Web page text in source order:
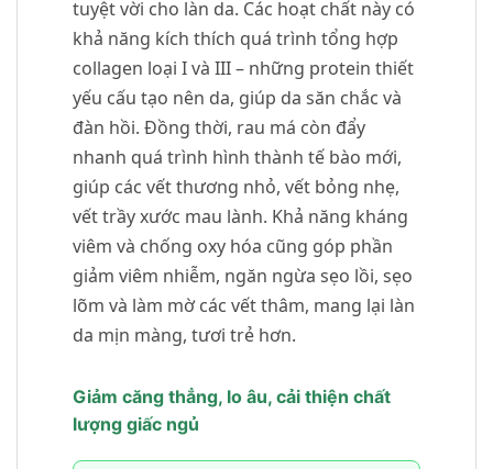
tuyệt vời cho làn da. Các hoạt chất này có
khả năng kích thích quá trình tổng hợp
collagen loại I và III – những protein thiết
yếu cấu tạo nên da, giúp da săn chắc và
đàn hồi. Đồng thời, rau má còn đẩy
nhanh quá trình hình thành tế bào mới,
giúp các vết thương nhỏ, vết bỏng nhẹ,
vết trầy xước mau lành. Khả năng kháng
viêm và chống oxy hóa cũng góp phần
giảm viêm nhiễm, ngăn ngừa sẹo lồi, sẹo
lõm và làm mờ các vết thâm, mang lại làn
da mịn màng, tươi trẻ hơn.
Giảm căng thẳng, lo âu, cải thiện chất
lượng giấc ngủ